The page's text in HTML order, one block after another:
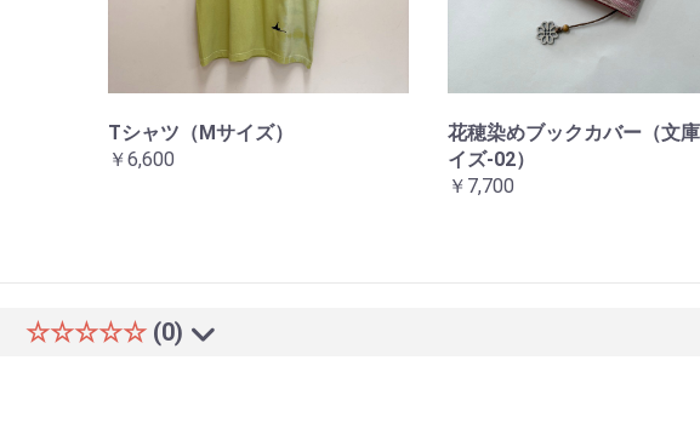
Tシャツ（Mサイズ）
￥6,600
花穂染めブックカバー（文
イズ-02）
￥7,700
☆☆☆☆☆ (0)